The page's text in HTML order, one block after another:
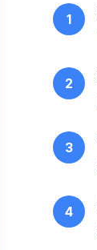
1
2
3
4